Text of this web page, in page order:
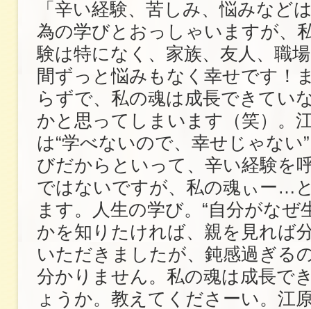
「辛い経験、苦しみ、悩みなど
為の学びとおっしゃいますが、
験は特になく、家族、友人、職
間ずっと悩みもなく幸せです！
らずで、私の魂は成長できてい
かと思ってしまいます（笑）。
は“学べないので、幸せじゃない
びだからといって、辛い経験を
ではないですが、私の魂ぃー…
ます。人生の学び。“自分がなぜ
かを知りたければ、親を見れば
いただきましたが、鈍感過ぎる
分かりません。私の魂は成長で
ょうか。教えてくださーい。江